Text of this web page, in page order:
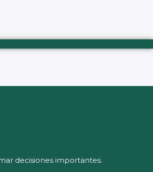
decisiones importantes.